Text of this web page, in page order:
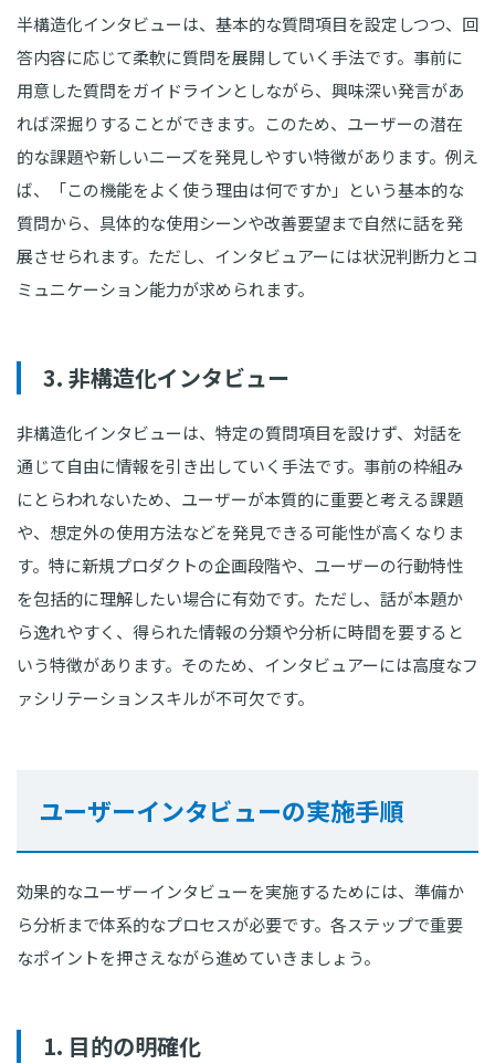
半構造化インタビューは、基本的な質問項目を設定しつつ、回
答内容に応じて柔軟に質問を展開していく手法です。事前に
用意した質問をガイドラインとしながら、興味深い発言があ
れば深掘りすることができます。このため、ユーザーの潜在
的な課題や新しいニーズを発見しやすい特徴があります。例え
ば、「この機能をよく使う理由は何ですか」という基本的な
質問から、具体的な使用シーンや改善要望まで自然に話を発
展させられます。ただし、インタビュアーには状況判断力とコ
ミュニケーション能力が求められます。
3. 非構造化インタビュー
非構造化インタビューは、特定の質問項目を設けず、対話を
通じて自由に情報を引き出していく手法です。事前の枠組み
にとらわれないため、ユーザーが本質的に重要と考える課題
や、想定外の使用方法などを発見できる可能性が高くなりま
す。特に新規プロダクトの企画段階や、ユーザーの行動特性
を包括的に理解したい場合に有効です。ただし、話が本題か
ら逸れやすく、得られた情報の分類や分析に時間を要すると
いう特徴があります。そのため、インタビュアーには高度なフ
ァシリテーションスキルが不可欠です。
ユーザーインタビューの実施手順
効果的なユーザーインタビューを実施するためには、準備か
ら分析まで体系的なプロセスが必要です。各ステップで重要
なポイントを押さえながら進めていきましょう。
1. 目的の明確化